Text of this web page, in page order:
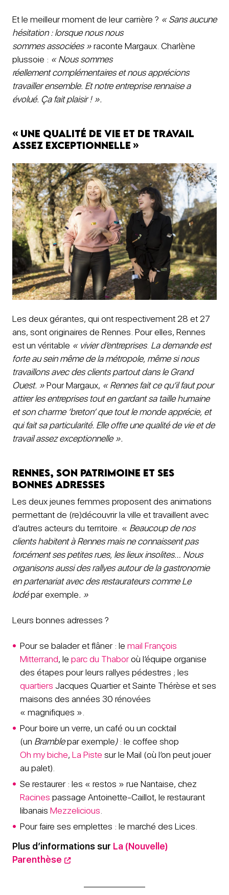
Et le meilleur moment de leur carrière ? « Sans aucune
hésitation : lorsque nous nous
sommes associées »raconte Margaux. Charlène
plussoie : « Nous sommes
réellement complémentaires et nous apprécions
travailler ensemble. Et notre entreprise rennaise a
évolué. Ça fait plaisir ! ».
« Une qualité de vie et de travail
assez exceptionnelle »
Les deux gérantes, qui ont respectivement 28 et 27
ans, sont originaires de Rennes. Pour elles, Rennes
est un véritable « vivier d’entreprises. La demande est
forte au sein même de la métropole, même si nous
travaillons avec des clients partout dans le Grand
Ouest. »Pour Margaux, « Rennes fait ce qu’il faut pour
attirer les entreprises tout en gardant sa taille humaine
et son charme ‘breton’ que tout le monde apprécie, et
qui fait sa particularité. Elle offre une qualité de vie et de
travail assez exceptionnelle ».
Rennes, son patrimoine et ses
bonnes adresses
Les deux jeunes femmes proposent des animations
permettant de (re)découvrir la ville et travaillent avec
d’autres acteurs du territoire. « Beaucoup de nos
clients habitent à Rennes mais ne connaissent pas
forcément ses petites rues, les lieux insolites… Nous
organisons aussi des rallyes autour de la gastronomie
en partenariat avec des restaurateurs comme Le
Iodépar exemple. »
Leurs bonnes adresses ?
Pour se balader et flâner : le mail François
Mitterrand, le parc du Thaboroù l’équipe organise
des étapes pour leurs rallyes pédestres ; les
quartiers Jacques Quartier et Sainte Thérèse et ses
maisons des années 30 rénovées
« magnifiques ».
Pour boire un verre, un café ou un cocktail
(un Bramblepar exemple): le coffee shop
Oh my biche, La Piste sur le Mail (où l’on peut jouer
au palet).
Se restaurer : les « restos » rue Nantaise, chez
Racines passage Antoinette-Caillot, le restaurant
libanais Mezzelicious
Pour faire ses emplettes : le marché des Lices.
Plus d’informations sur La (Nouvelle)
Parenthèse